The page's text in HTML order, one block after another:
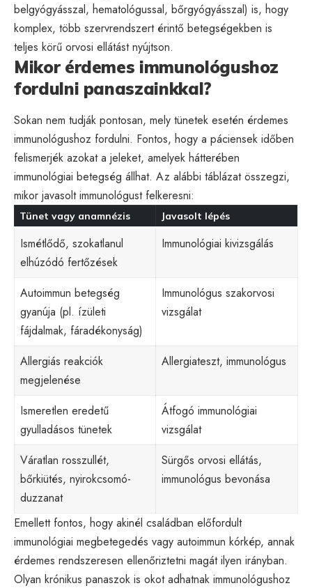
belgyógyásszal, hematológussal, bőrgyógyásszal) is, hogy
komplex, több szervrendszert érintő betegségekben is
teljes körű orvosi ellátást nyújtson.
Mikor érdemes immunológushoz
fordulni panaszainkkal?
Sokan nem tudják pontosan, mely tünetek esetén érdemes
immunológushoz fordulni. Fontos, hogy a páciensek időben
felismerjék azokat a jeleket, amelyek hátterében
immunológiai betegség állhat. Az alábbi táblázat összegzi,
mikor javasolt immunológust felkeresni:
Tünet vagy anamnézis Javasolt lépés
Ismétlődő, szokatlanul
elhúzódó fertőzések
Immunológiai kivizsgálás
Autoimmun betegség
gyanúja (pl. ízületi
fájdalmak, fáradékonyság)
Immunológus szakorvosi
vizsgálat
Allergiás reakciók
megjelenése
Allergiateszt, immunológus
Ismeretlen eredetű
gyulladásos tünetek
Átfogó immunológiai
vizsgálat
Váratlan rosszullét,
bőrkiütés, nyirokcsomó-
duzzanat
Sürgős orvosi ellátás,
immunológus bevonása
Emellett fontos, hogy akinél családban előfordult
immunológiai megbetegedés vagy autoimmun kórkép, annak
érdemes rendszeresen ellenőriztetni magát ilyen irányban.
Olyan krónikus panaszok is okot adhatnak immunológushoz